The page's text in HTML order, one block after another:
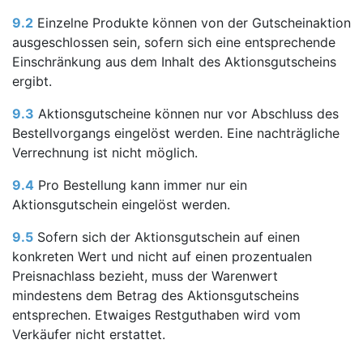
9.2 Einzelne Produkte können von der Gutscheinaktion
ausgeschlossen sein, sofern sich eine entsprechende
Einschränkung aus dem Inhalt des Aktionsgutscheins
ergibt.
9.3 Aktionsgutscheine können nur vor Abschluss des
Bestellvorgangs eingelöst werden. Eine nachträgliche
Verrechnung ist nicht möglich.
9.4 Pro Bestellung kann immer nur ein
Aktionsgutschein eingelöst werden.
9.5 Sofern sich der Aktionsgutschein auf einen
konkreten Wert und nicht auf einen prozentualen
Preisnachlass bezieht, muss der Warenwert
mindestens dem Betrag des Aktionsgutscheins
entsprechen. Etwaiges Restguthaben wird vom
Verkäufer nicht erstattet.